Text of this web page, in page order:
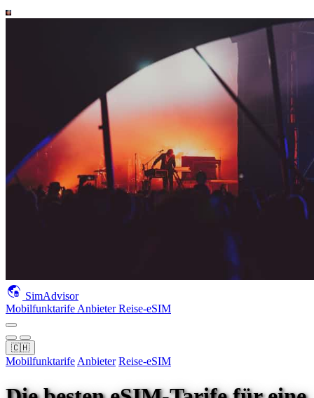
SimAdvisor
Mobilfunktarife AnbieterReise-eSIM
🇨🇭
Mobilfunktarife Anbieter Reise-eSIM